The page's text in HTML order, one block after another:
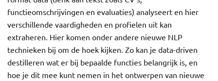
functieomschrijvingen en evaluaties) analyseert en hier
verschillende vaardigheden en profielen uit kan
extraheren. Hier komen onder andere nieuwe NLP
technieken bij om de hoek kijken. Zo kan je data-driven
destilleren wat er bij bepaalde functies belangrijk is, en
hoe je dit mee kunt nemen in het ontwerpen van nieuwe